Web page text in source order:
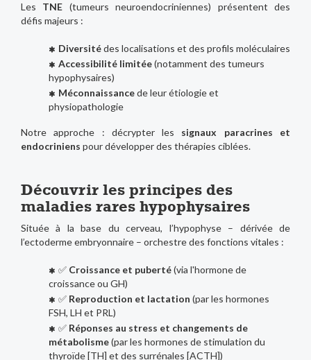
Les TNE (tumeurs neuroendocriniennes) présentent des
défis majeurs :
Diversitédes localisations et des profils moléculaires
Accessibilité limitée(notamment des tumeurs
hypophysaires)
Méconnaissancede leur étiologie et
physiopathologie
Notre approche : décrypter les signaux paracrines et
endocriniens pour développer des thérapies ciblées.
Découvrir les principes des
maladies rares hypophysaires
Située à la base du cerveau, l’hypophyse – dérivée de
l’ectoderme embryonnaire – orchestre des fonctions vitales :
✅ Croissance et puberté(via l'hormone de
croissance ou GH)
✅ Reproduction et lactation (par les hormones
FSH, LH et PRL)
✅ Réponses au stress et changements de
métabolisme(par les hormones de stimulation du
thyroïde [TH] et des surrénales [ACTH])